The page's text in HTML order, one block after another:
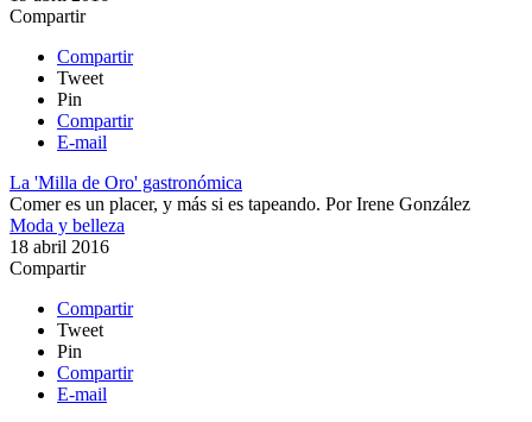
Compartir
Compartir
Tweet
Pin
Compartir
E-mail
La 'Milla de Oro' gastronómica
Comer es un placer, y más si es tapeando. PorIrene González
Moda y belleza
18 abril 2016
Compartir
Compartir
Tweet
Pin
Compartir
E-mail